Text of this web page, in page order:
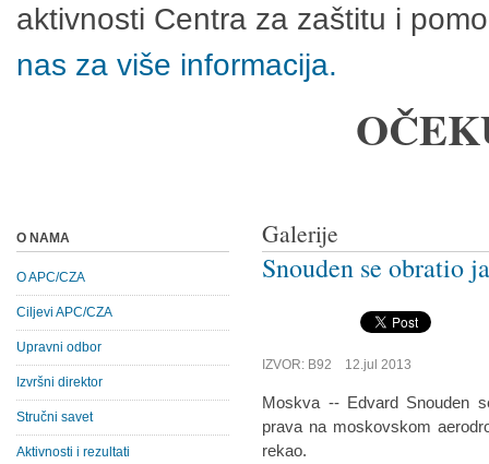
aktivnosti Centra za zaštitu i
nas za više informacija.
Galerije
Snouden se obratio
IZVOR: B92 12.jul 2013
Moskva -- Edvard Snouden
prava na moskovskom
rekao.
O NAMA
O APC/CZA
Ciljevi APC/CZA
Upravni odbor
Izvršni direktor
Stručni savet
Aktivnosti i rezultati